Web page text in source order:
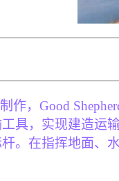
制作，Good
具，实现建造运
。在指挥地面、